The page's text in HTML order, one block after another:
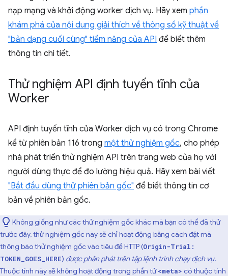
nạp mạng và khởi động worker dịch vụ. Hãy xem phần
khám phá của nội dung giải thích về thông số kỹ thuật về
"bản dạng cuối cùng" tiềm năng của API để biết thêm
thông tin chi tiết.
Thử nghiệm API định tuyến tĩnh của
Worker
API định tuyến tĩnh của Worker dịch vụ có trong Chrome
kể từ phiên bản 116 trong một thử nghiệm gốc, cho phép
nhà phát triển thử nghiệm API trên trang web của họ với
người dùng thực để đo lường hiệu quả. Hãy xem bài viết
"Bắt đầu dùng thử phiên bản gốc" để biết thông tin cơ
bản về phiên bản gốc.
Không giống như các thử nghiệm gốc khác mà bạn có thể đã thử
trước đây, thử nghiệm gốc này sẽ chỉ hoạt động bằng cách đặt mã
thông báo thử nghiệm gốc vào tiêu đề HTTP (Origin-Trial:
TOKEN_GOES_HERE) được phân phát trên tập lệnh trình chạy dịch vụ.
Thuộc tính này sẽ không hoạt động trong phần tử<meta> có thuộc tính